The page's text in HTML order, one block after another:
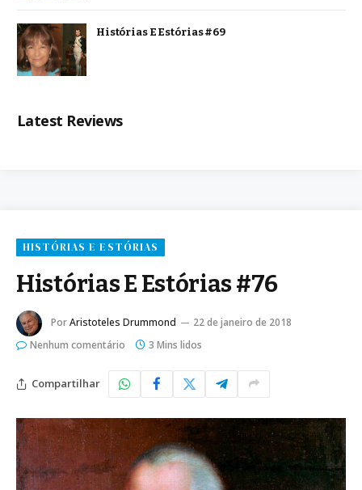
Histórias E Estórias #69
Latest Reviews
HISTÓRIAS E ESTÓRIAS
Histórias E Estórias #76
PorAristoteles Drummond
22 de janeiro de 2018
Nenhum comentário
3 Mins lidos
Compartilhar